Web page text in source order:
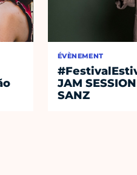
ÉVÈNEMENT
JAM
SANZ